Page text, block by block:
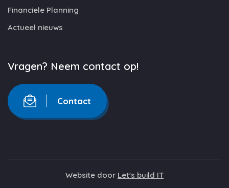
Financiele Planning
Actueel nieuws
Vragen? Neem contact op!
Contact
Website door Let's build IT